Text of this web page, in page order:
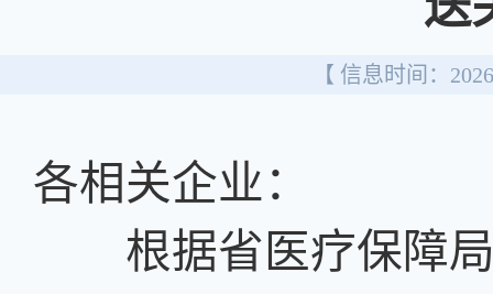
【 信息时间：
各相关企业：
根据省医疗保障局